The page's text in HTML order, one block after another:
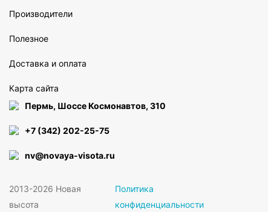
Производители
Полезное
Доставка и оплата
Карта сайта
Пермь, Шоссе Космонавтов, 310
+7 (342) 202-25-75
nv@novaya-visota.ru
2013-2026 Новая
высота
Политика
конфиденциальности